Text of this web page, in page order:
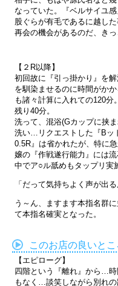
なっていた。『ベルサイユ
股ぐらが有毛であるに越し
再会の機会があるのだ、きっ
【２R以降】
初回故に『引っ掛かり』を
を馴染ませるのに時間がか
も諸々計算に入れての120
残り40分。
洗って、混浴(Gカップに挟
洗い…リクエストした『Bッ
0.5R』は省かれたが、特に
嬢の『作戦遂行能力』には
中でア○ル舐めもタップリ実
「だって気持ちよく声が出
う～ん、ますます本指名群
て本指名確実となった。
このお店の良いとこ
【エピローグ】
四階という『離れ』から…
もなく…談笑しながら別れ